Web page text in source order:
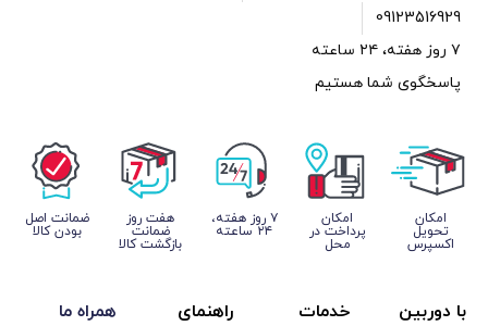
هفته، ۲۴ ساعته
در
۷ روز ﻫﻔﺘﻪ، هفت روز
ضمانت
ﺿﻤﺎﻧﺖ اﺻﻞ
ﺑﻮدن ﮐﺎﻟﺎ
خدمات
راهنمای
همراه ما